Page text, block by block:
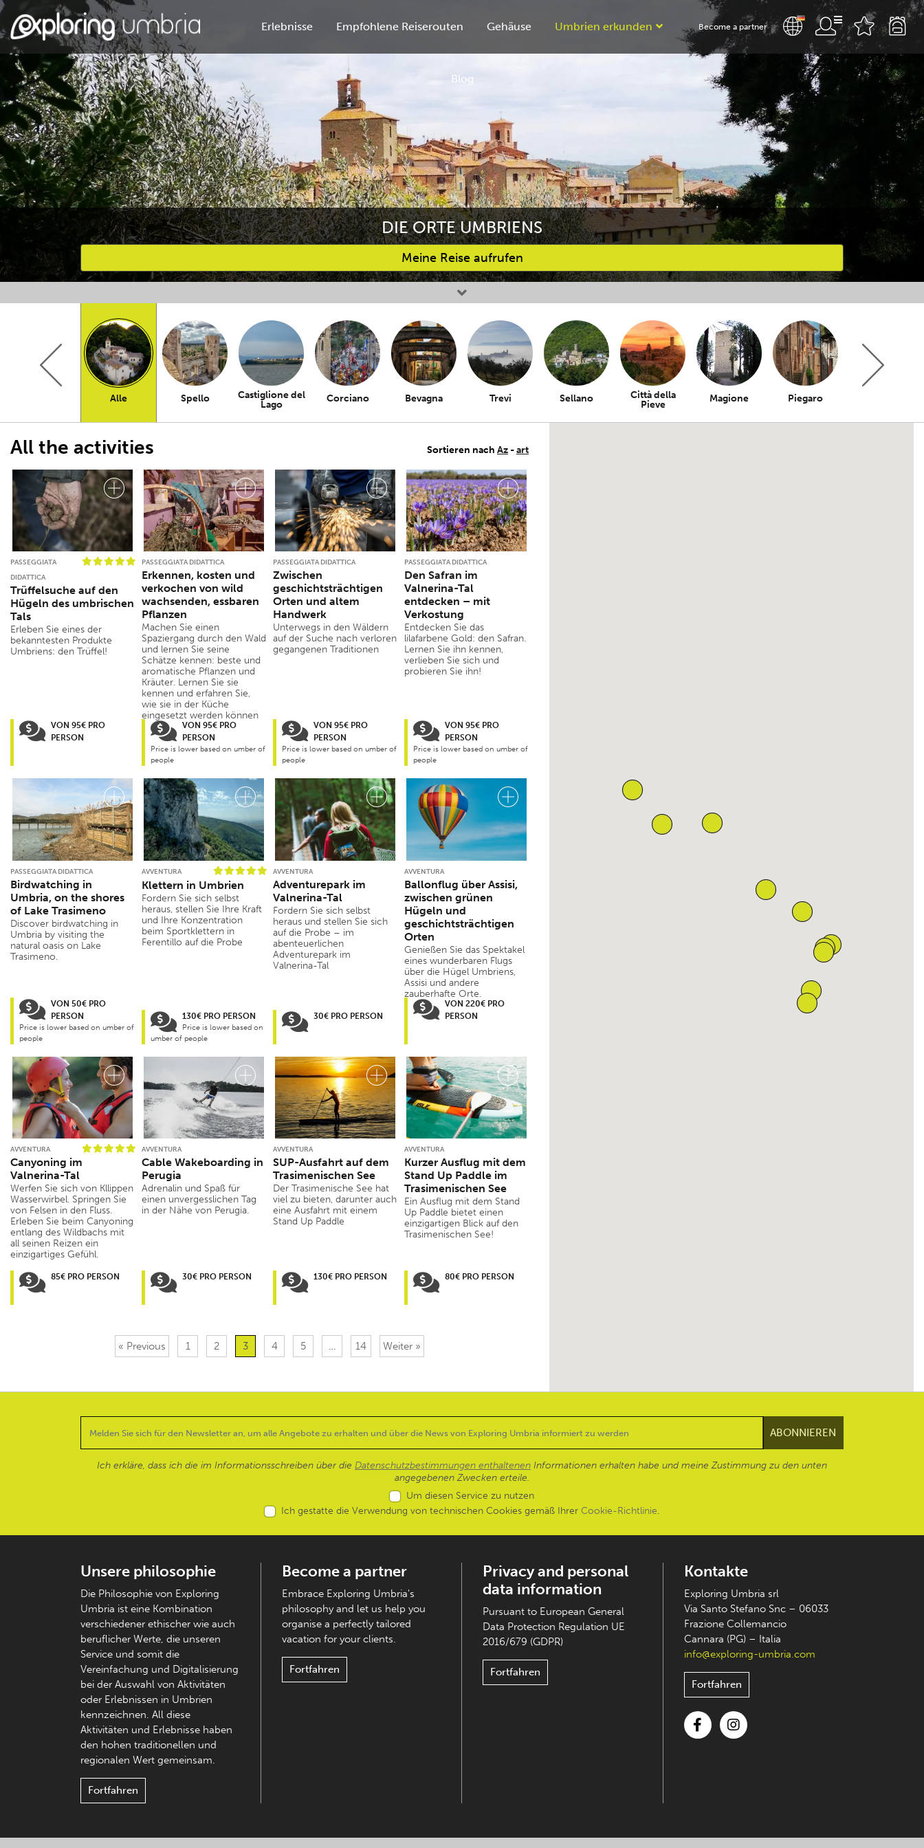
Erlebnisse Empfohlene Reiserouten Gehäuse Umbrien erkunden
Blog
Become a partner
DIE ORTE UMBRIENS
Meine Reise aufrufen
Bevorzugte Aktivitäten
Alle Spello
Castiglione del
Lago
Corciano Bevagna Trevi Sellano
Città della
Pieve
Magione Piegaro
Sortieren nach Az -art
All the activities
PASSEGGIATA
DIDATTICA
Trüffelsuche auf den
Hügeln des umbrischen
Tals
Erleben Sie eines der
bekanntesten Produkte
Umbriens: den Trüffel!
VON 95€ PRO
PERSON
PASSEGGIATA DIDATTICA
Erkennen, kosten und
verkochen von wild
wachsenden, essbaren
Pflanzen
Machen Sie einen
Spaziergang durch den Wald
und lernen Sie seine
Schätze kennen: beste und
aromatische Pflanzen und
Kräuter. Lernen Sie sie
kennen und erfahren Sie,
wie sie in der Küche
eingesetzt werden können
VON 95€ PRO
PERSON
Price is lower based on umber of
people
PASSEGGIATA DIDATTICA
Zwischen
geschichtsträchtigen
Orten und altem
Handwerk
Unterwegs in den Wäldern
auf der Suche nach verloren
gegangenen Traditionen
VON 95€ PRO
PERSON
Price is lower based on umber of
people
PASSEGGIATA DIDATTICA
Den Safran im
Valnerina-Tal
entdecken – mit
Verkostung
Entdecken Sie das
lilafarbene Gold: den Safran.
Lernen Sie ihn kennen,
verlieben Sie sich und
probieren Sie ihn!
VON 95€ PRO
PERSON
Price is lower based on umber of
people
PASSEGGIATA DIDATTICA
Birdwatching in
Umbria, on the shores
of Lake Trasimeno
Discover birdwatching in
Umbria by visiting the
natural oasis on Lake
Trasimeno.
VON 50€ PRO
PERSON
Price is lower based on umber of
people
AVVENTURA
Klettern in Umbrien
Fordern Sie sich selbst
heraus, stellen Sie Ihre Kraft
und Ihre Konzentration
beim Sportklettern in
Ferentillo auf die Probe
130€ PRO PERSON
Price is lower based on
umber of people
AVVENTURA
Adventurepark im
Valnerina-Tal
Fordern Sie sich selbst
heraus und stellen Sie sich
auf die Probe – im
abenteuerlichen
Adventurepark im
Valnerina-Tal
30€ PRO PERSON
AVVENTURA
Ballonflug über Assisi,
zwischen grünen
Hügeln und
geschichtsträchtigen
Orten
Genießen Sie das Spektakel
eines wunderbaren Flugs
über die Hügel Umbriens,
Assisi und andere
zauberhafte Orte.
VON 220€ PRO
PERSON
AVVENTURA
Canyoning im
Valnerina-Tal
Werfen Sie sich von Kllippen
Wasserwirbel. Springen Sie
von Felsen in den Fluss.
Erleben Sie beim Canyoning
entlang des Wildbachs mit
all seinen Reizen ein
einzigartiges Gefühl.
85€ PRO PERSON
AVVENTURA
Cable Wakeboarding in
Perugia
Adrenalin und Spaß für
einen unvergesslichen Tag
in der Nähe von Perugia.
30€ PRO PERSON
AVVENTURA
SUP-Ausfahrt auf dem
Trasimenischen See
Der Trasimenische See hat
viel zu bieten, darunter auch
eine Ausfahrt mit einem
Stand Up Paddle
130€ PRO PERSON
AVVENTURA
Kurzer Ausflug mit dem
Stand Up Paddle im
Trasimenischen See
Ein Ausflug mit dem Stand
Up Paddle bietet einen
einzigartigen Blick auf den
Trasimenischen See!
80€ PRO PERSON
« Previous 1 2 3 4 5 … 14 Weiter »
Ich erkläre, dass ich die im Informationsschreiben über die Datenschutzbestimmungen enthaltenen Informationen erhalten habe und meine Zustimmung zu den unten
angegebenen Zwecken erteile.
Um diesen Service zu nutzen
Ich gestatte die Verwendung von technischen Cookies gemäß Ihrer Cookie-Richtlinie.
Unsere philosophie
Die Philosophie von Exploring
Umbria ist eine Kombination
verschiedener ethischer wie auch
beruflicher Werte, die unseren
Service und somit die
Vereinfachung und Digitalisierung
bei der Auswahl von Aktivitäten
oder Erlebnissen in Umbrien
kennzeichnen. All diese
Aktivitäten und Erlebnisse haben
den hohen traditionellen und
regionalen Wert gemeinsam.
Fortfahren
Become a partner
Embrace Exploring Umbria's
philosophy and let us help you
organise a perfectly tailored
vacation for your clients.
Fortfahren
Privacy and personal
data information
Pursuant to European General
Data Protection Regulation UE
2016/679 (GDPR)
Fortfahren
Kontakte
Exploring Umbria srl
Via Santo Stefano Snc – 06033
Frazione Collemancio
Cannara (PG) – Italia
info@exploring-umbria.com
Fortfahren